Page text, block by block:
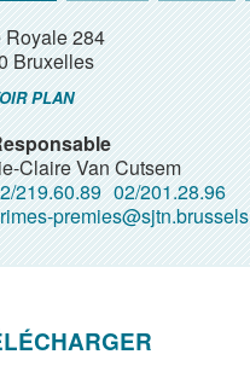
Royale 284
Bruxelles
PLAN
Claire Van Cutsem
219.60.89 02/201.28.96
premies@sjtn.brussels